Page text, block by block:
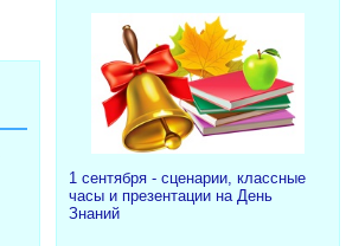
1 сентября - сценарии, классные
часы и презентации на День
Знаний